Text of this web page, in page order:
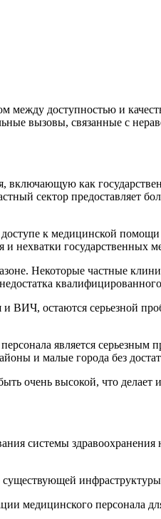
между доступностью и
вызовы, связанные с
как
сектор предоставляет
к медицинской
нехватки государственных
Некоторые частные
ВИЧ, остаются серьезной
является
и малые города без
очень высокой, что
системы
существующей
медицинского персонала